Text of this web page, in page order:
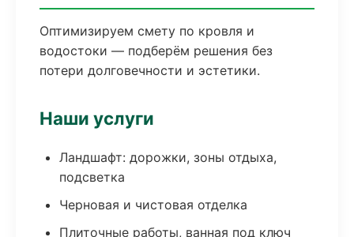
Оптимизируем смету по кровля и
водостоки — подберём решения без
потери долговечности и эстетики.
Наши услуги
Ландшафт: дорожки, зоны отдыха,
подсветка
Черновая и чистовая отделка
Плиточные работы, ванная под ключ